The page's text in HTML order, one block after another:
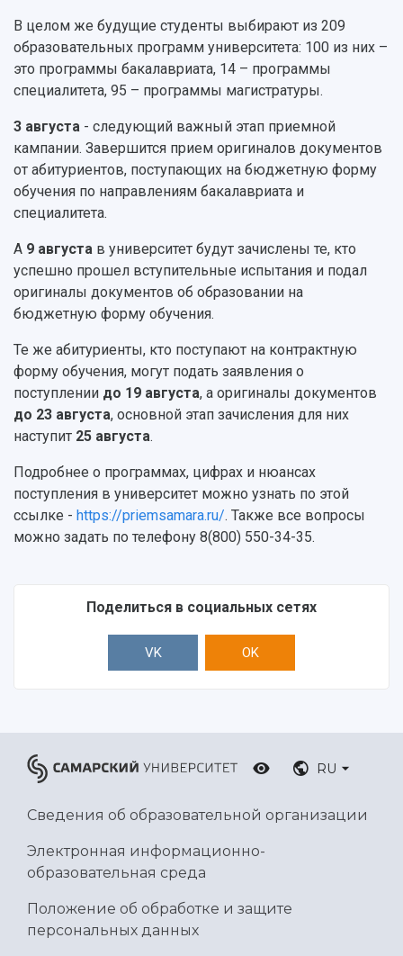
Музеи
Учебный аэродром
Центр истории авиационных двигателей
Ботанический сад
Международный межвузовский кампус
Сведения об образовательной организации
Официальные документы
Отчеты о проведенных конференциях
В целом же будущие студенты выбирают из 209
образовательных программ университета: 100 из них –
это программы бакалавриата, 14 – программы
специалитета, 95 – программы магистратуры.
3 августа - следующий важный этап приемной
кампании. Завершится прием оригиналов документов
от абитуриентов, поступающих на бюджетную форму
обучения по направлениям бакалавриата и
специалитета.
А 9 августа в университет будут зачислены те, кто
успешно прошел вступительные испытания и подал
оригиналы документов об образовании на
бюджетную форму обучения.
Те же абитуриенты, кто поступают на контрактную
форму обучения, могут подать заявления о
поступлении до 19 августа, а оригиналы документов
до 23 августа, основной этап зачисления для них
наступит 25 августа.
Подробнее о программах, цифрах и нюансах
поступления в университет можно узнать по этой
ссылке - https://priemsamara.ru/. Также все вопросы
можно задать по телефону 8(800) 550-34-35.
Поделиться в социальных сетях
VK OK
RU
Сведения об образовательной организации
Электронная информационно-
образовательная среда
Положение об обработке и защите
персональных данных